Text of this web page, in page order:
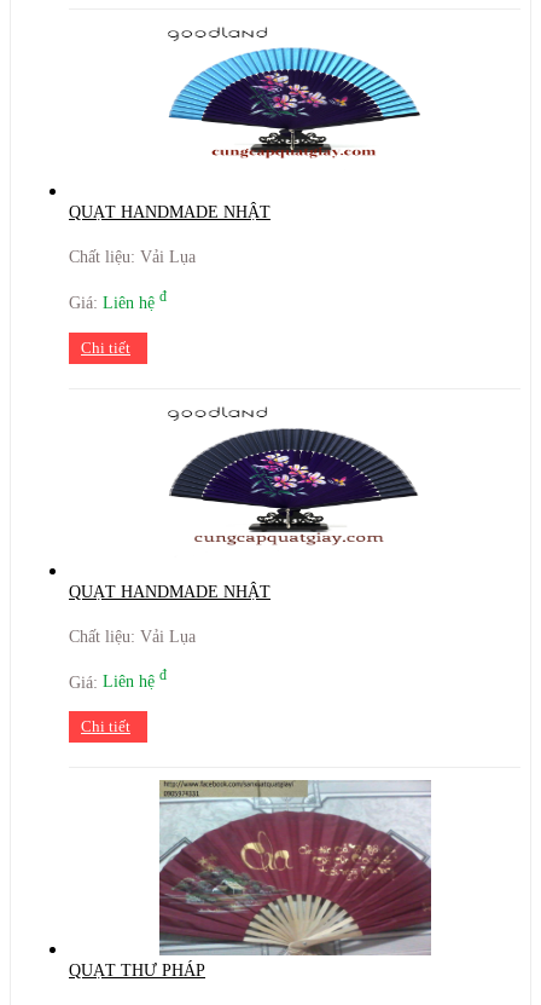
QUẠT HANDMADE NHẬT
Chất liệu: Vải Lụa
Giá: Liên hệ đ
Chi tiết
QUẠT HANDMADE NHẬT
Chất liệu: Vải Lụa
Giá: Liên hệ đ
Chi tiết
QUẠT THƯ PHÁP